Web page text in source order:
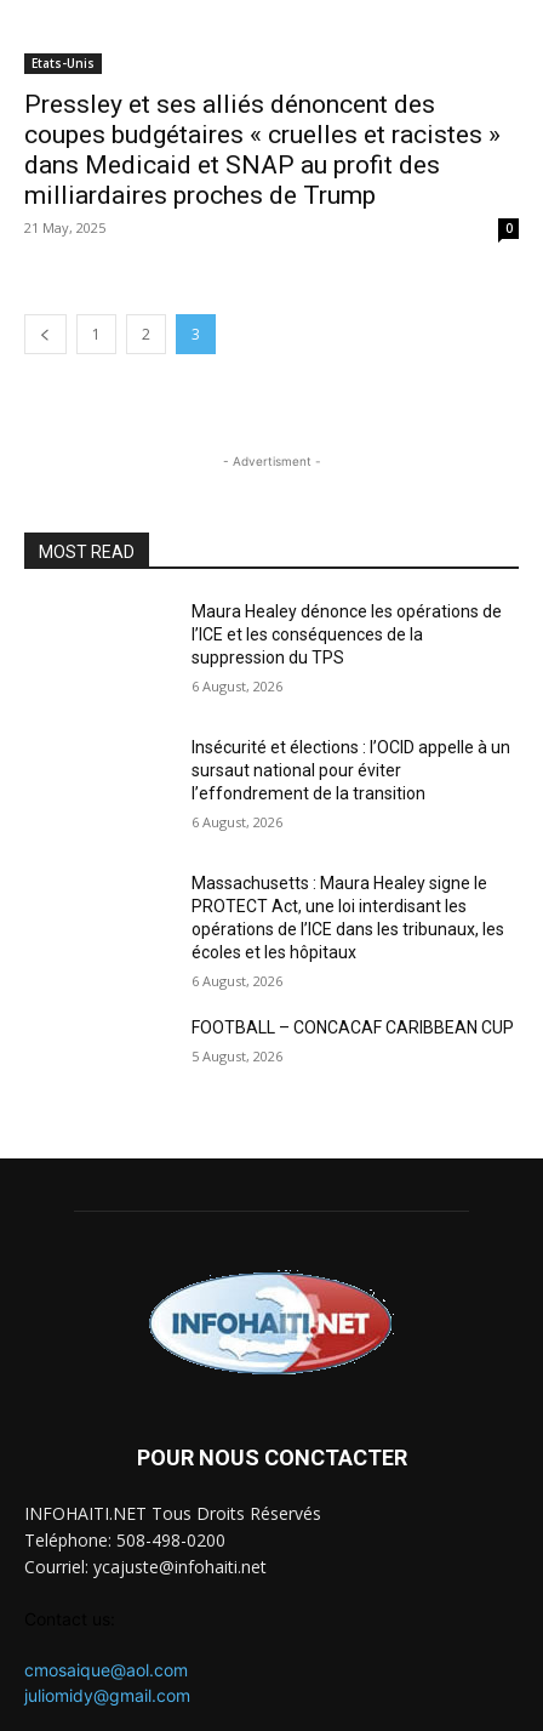
Etats-Unis
Pressley et ses alliés dénoncent des
coupes budgétaires « cruelles et racistes »
dans Medicaid et SNAP au profit des
milliardaires proches de Trump
21 May, 2025 0
1 2 3
- Advertisment -
MOST READ
Maura Healey dénonce les opérations de
l’ICE et les conséquences de la
suppression du TPS
6 August, 2026
Insécurité et élections : l’OCID appelle à un
sursaut national pour éviter
l’effondrement de la transition
6 August, 2026
Massachusetts : Maura Healey signe le
PROTECT Act, une loi interdisant les
opérations de l’ICE dans les tribunaux, les
écoles et les hôpitaux
6 August, 2026
FOOTBALL – CONCACAF CARIBBEAN CUP
5 August, 2026
POUR NOUS CONCTACTER
INFOHAITI.NET Tous Droits Réservés
Teléphone: 508-498-0200
Courriel: ycajuste@infohaiti.net
cmosaique@aol.com
juliomidy@gmail.com